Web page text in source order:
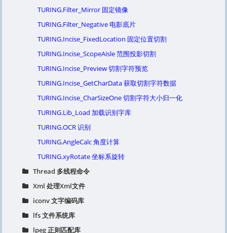
TURING.Filter_Mirror 固定镜像
TURING.Filter_Negative 电影底片
TURING.Incise_FixedLocation 固定位置切割
TURING.Incise_ScopeAisle 范围投影切割
TURING.Incise_Preview 切割字符预览
TURING.Incise_GetCharData 获取切割字符数据
TURING.Incise_CharSizeOne 切割字符大小归一化
TURING.Lib_Load 加载识别字库
TURING.OCR 识别
TURING.AngleCalc 角度计算
TURING.xyRotate 坐标系旋转
Thread 多线程命令
Xml 处理Xml文件
iconv 文字编码库
lfs 文件系统库
lpeg 正则匹配库